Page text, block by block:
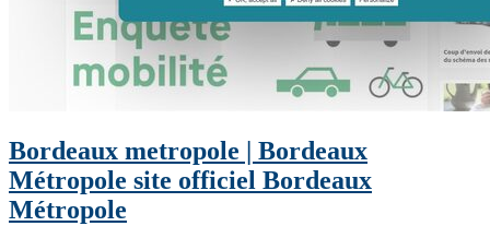
Bordeaux metropole | Bordeaux
Métropole site officiel Bordeaux
Métropole